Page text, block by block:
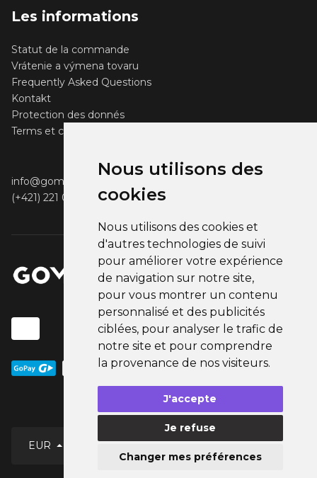
Nous utilisons des
cookies
Nous utilisons des cookies et
d'autres technologies de suivi
pour améliorer votre expérience
de navigation sur notre site,
pour vous montrer un contenu
personnalisé et des publicités
ciblées, pour analyser le trafic de
notre site et pour comprendre
la provenance de nos visiteurs.
J'accepte
Je refuse
Changer mes préférences
Les informations
Statut de la commande
Vrátenie a výmena tovaru
Frequently Asked Questions
Kontakt
Protection des donnés
Terms et conditions
info@gomerch.sk
(+421) 221 001 000
EUR Français